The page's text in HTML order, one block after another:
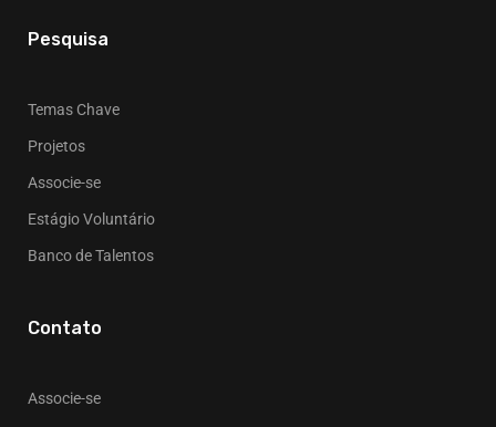
Pesquisa
Temas Chave
Projetos
Associe-se
Estágio Voluntário
Banco de Talentos
Contato
Associe-se